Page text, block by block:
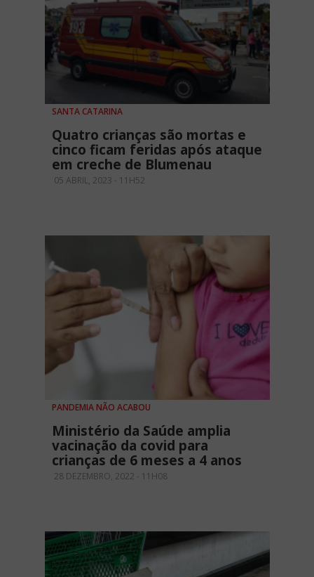
SANTA CATARINA
Quatro crianças são mortas e
cinco ficam feridas após ataque
em creche de Blumenau
05 ABRIL, 2023 - 11H52
PANDEMIA NÃO ACABOU
Ministério da Saúde amplia
vacinação da covid para
crianças de 6 meses a 4 anos
28 DEZEMBRO, 2022 - 11H08